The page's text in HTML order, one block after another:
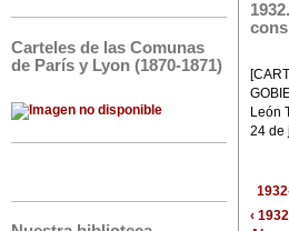
Carteles de las Comunas
de París y Lyon (1870-1871)
León
24 de
‹